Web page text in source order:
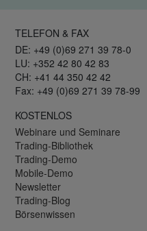
TELEFON & FAX
DE: +49 (0)69 271 39 78-0
LU: +352 42 80 42 83
CH: +41 44 350 42 42
Fax: +49 (0)69 271 39 78-99
KOSTENLOS
Webinare und Seminare
Trading-Bibliothek
Trading-Demo
Mobile-Demo
Newsletter
Trading-Blog
Börsenwissen